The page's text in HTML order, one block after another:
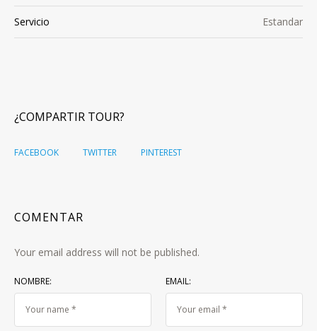
Servicio Estandar
¿COMPARTIR TOUR?
FACEBOOK TWITTER PINTEREST
COMENTAR
Your email address will not be published.
NOMBRE: EMAIL: